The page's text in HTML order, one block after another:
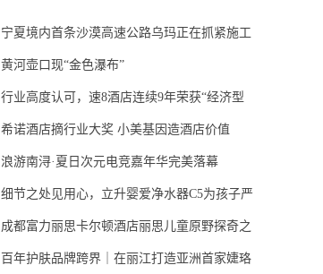
宁夏境内首条沙漠高速公路乌玛正在抓紧施工
黄河壶口现“金色瀑布”
行业高度认可，速8酒店连续9年荣获“经济型
希诺酒店摘行业大奖 小美基因造酒店价值
浪游南浔·夏日次元电竞嘉年华完美落幕
细节之处见用心，立升婴爱净水器C5为孩子严
成都富力丽思卡尔顿酒店丽思儿童原野探奇之
百年护肤品牌跨界｜在丽江打造亚洲首家婕珞